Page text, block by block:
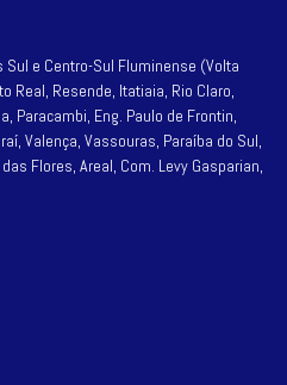
e Centro-Sul Fluminense (Volta
Real, Resende, Itatiaia, Rio Claro,
Paracambi, Eng. Paulo de Frontin,
Valença, Vassouras, Paraíba do Sul,
Flores, Areal, Com. Levy Gasparian,